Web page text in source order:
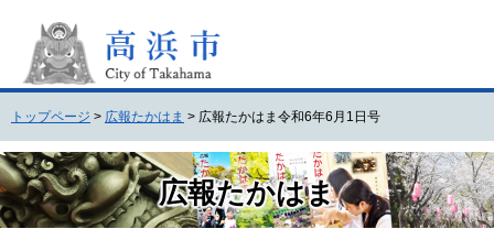
頭
で
す
。
飛
ば
し
て
本
トップページ > 広報たかはま > 広報たかはま令和6年6月1日号
広報たかはま